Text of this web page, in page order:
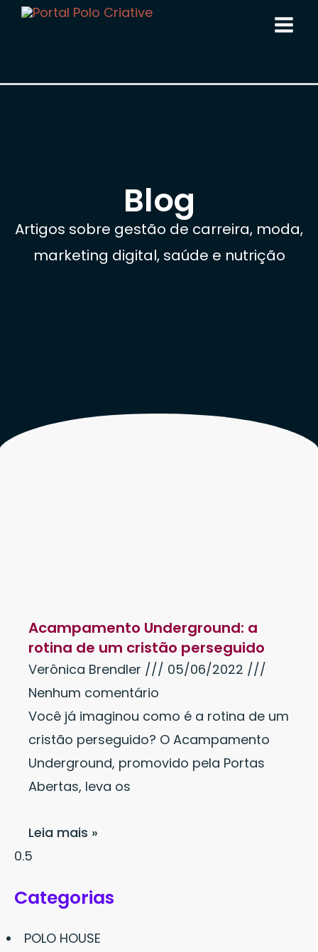
Blog
Artigos sobre gestão de carreira, moda,
marketing digital, saúde e nutrição
Acampamento Underground: a
rotina de um cristão perseguido
Verônica Brendler
05/06/2022
Nenhum comentário
Você já imaginou como é a rotina de um
cristão perseguido? O Acampamento
Underground, promovido pela Portas
Abertas, leva os
Leia mais »
Categorias
POLO HOUSE